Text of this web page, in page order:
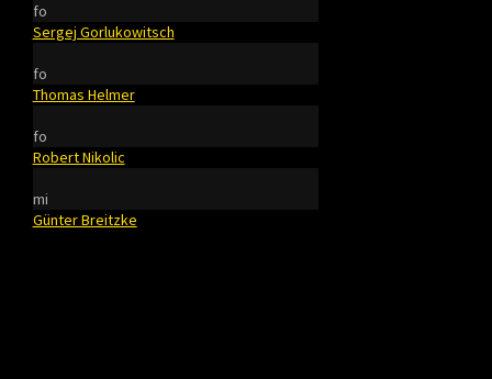
fo
Sergej Gorlukowitsch
fo
Thomas Helmer
fo
Robert Nikolic
mi
Günter Breitzke